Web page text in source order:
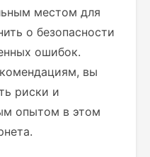
местом для
о безопасности
ошибок.
вы
риски и
опытом в этом